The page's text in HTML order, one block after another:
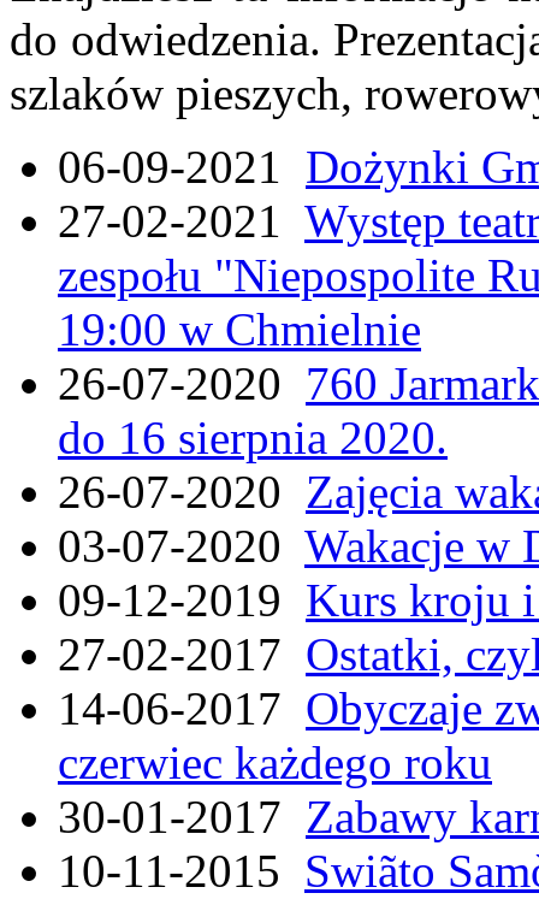
do odwiedzenia.
szlaków pieszych,
06-09-2021 Dożynki
27-02-2021 Występ
zespołu "Niepospolite
19:00 w Chmielnie
26-07-2020 760
do 16 sierpnia 2020.
26-07-2020 Zajęcia
03-07-2020 Wakacje w
09-12-2019 Kurs kroju i
27-02-2017 Ostatki,
14-06-2017 Obyczaje
czerwiec każdego roku
30-01-2017 Zabawy
10-11-2015 Swiãto